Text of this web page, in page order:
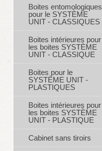
Boites entomologiques
pour le SYSTÈME
UNIT - CLASSIQUES
Boites intérieures pour
les boites SYSTÈME
UNIT - CLASSIQUE
Boites pour le
SYSTÈME UNIT -
PLASTIQUES
Boites intérieures pour
les boites SYSTÈME
UNIT - PLASTIQUE
Cabinet sans tiroirs